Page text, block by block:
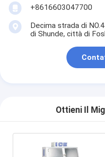
+8616603047700
Decima strada di
di Shunde, città di
Ottieni Il